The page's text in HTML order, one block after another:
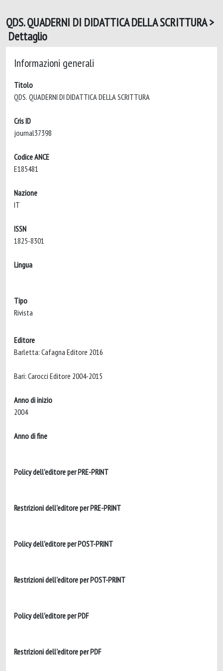
QDS. QUADERNI DI DIDATTICA DELLA SCRITTURA >
Dettaglio
Informazioni generali
Titolo
Cris ID
Codice ANCE
Nazione
ISSN
Lingua
Tipo
Rivista
Editore
Barletta: Cafagna Editore 2016
Anno di inizio
Anno di fine
Policy dell'editore per PRE-PRINT
Restrizioni dell'editore per PRE-PRINT
Policy dell'editore per POST-PRINT
Restrizioni dell'editore per POST-PRINT
Policy dell'editore per PDF
Restrizioni dell'editore per PDF